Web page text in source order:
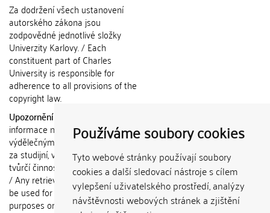
Používáme soubory cookies
Tyto webové stránky používají soubory
cookies a další sledovací nástroje s cílem
vylepšení uživatelského prostředí, analýzy
návštěvnosti webových stránek a zjištění
Za dodržení všech ustanovení
autorského zákona jsou
zodpovědné jednotlivé složky
Univerzity Karlovy. / Each
constituent part of Charles
University is responsible for
adherence to all provisions of the
copyright law.
Upozornění / Notice:
informace nemohou být použity k
výdělečným účelům nebo vydávány
za studijní, vědeckou nebo jinou
tvůrčí činnost jiné osoby než autora.
/ Any retrieved information shall not
be used for any commercial
purposes or claimed as results of